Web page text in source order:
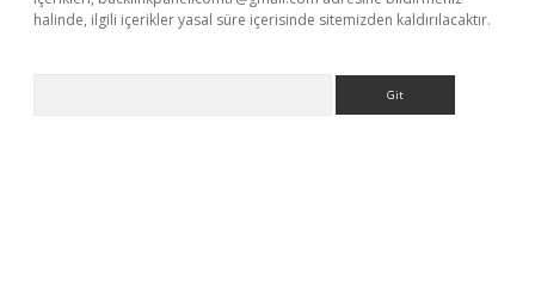
halinde, ilgili içerikler yasal süre içerisinde sitemizden kaldırılacaktır.